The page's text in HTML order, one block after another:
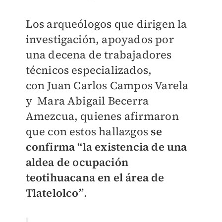
Los arqueólogos que dirigen la
investigación, apoyados por
una decena de trabajadores
técnicos especializados,
conJuan Carlos Campos Varela
y Mara Abigail Becerra
Amezcua, quienes afirmaron
que con estos hallazgos se
confirma“la existencia de una
aldea de ocupación
teotihuacana en el área de
Tlatelolco”.